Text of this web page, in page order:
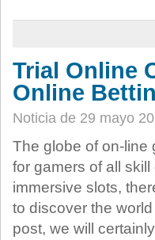
Trial Online
Online
Noticia de 29 mayo
The globe of on-line
for gamers of all
immersive slots,
to discover the
post, we will